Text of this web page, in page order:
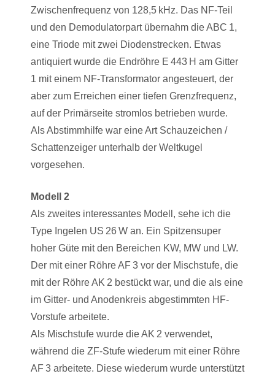
Zwischenfrequenz von 128,5 kHz. Das NF-Teil
und den Demodulatorpart übernahm die ABC 1,
eine Triode mit zwei Diodenstrecken. Etwas
antiquiert wurde die Endröhre E 443 H am Gitter
1 mit einem NF-Transformator angesteuert, der
aber zum Erreichen einer tiefen Grenzfrequenz,
auf der Primärseite stromlos betrieben wurde.
Als Abstimmhilfe war eine Art Schauzeichen /
Schattenzeiger unterhalb der Weltkugel
vorgesehen.
Modell 2
Als zweites interessantes Modell, sehe ich die
Type Ingelen US 26 W an. Ein Spitzensuper
hoher Güte mit den Bereichen KW, MW und LW.
Der mit einer Röhre AF 3 vor der Mischstufe, die
mit der Röhre AK 2 bestückt war, und die als eine
im Gitter- und Anodenkreis abgestimmten HF-
Vorstufe arbeitete.
Als Mischstufe wurde die AK 2 verwendet,
während die ZF-Stufe wiederum mit einer Röhre
AF 3 arbeitete. Diese wiederum wurde unterstützt